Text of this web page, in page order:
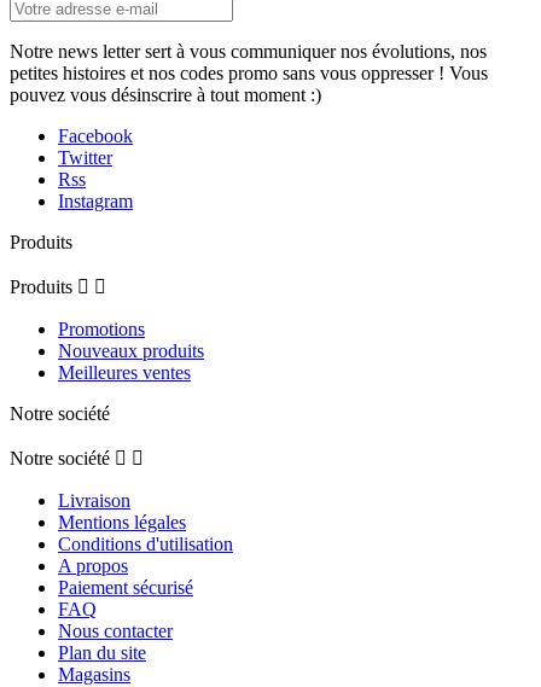
Notre news letter sert à vous communiquer nos évolutions, nos
petites histoires et nos codes promo sans vous oppresser ! Vous
pouvez vous désinscrire à tout moment :)
Facebook
Twitter
Rss
Instagram
Produits
Produits  
Promotions
Nouveaux produits
Meilleures ventes
Notre société
Notre société  
Livraison
Mentions légales
Conditions d'utilisation
A propos
Paiement sécurisé
FAQ
Nous contacter
Plan du site
Magasins